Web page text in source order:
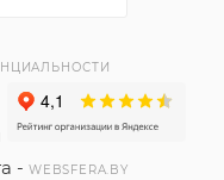
-WEBSFERA.BY